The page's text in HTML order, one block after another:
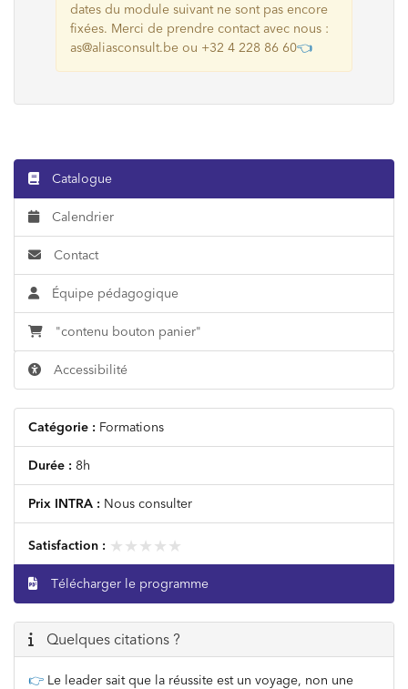
dates du module suivant ne sont pas encore
fixées. Merci de prendre contact avec nous :
as@aliasconsult.be ou +32 4 228 86 60👈
Catalogue
Calendrier
Contact
Équipe pédagogique
"contenu bouton panier"
Accessibilité
Catégorie : Formations
Durée : 8h
Prix INTRA : Nous consulter
Satisfaction : ★★★★★
★★★★★
Télécharger le programme
Quelques citations ?
👉 Le leader sait que la réussite est un voyage, non une